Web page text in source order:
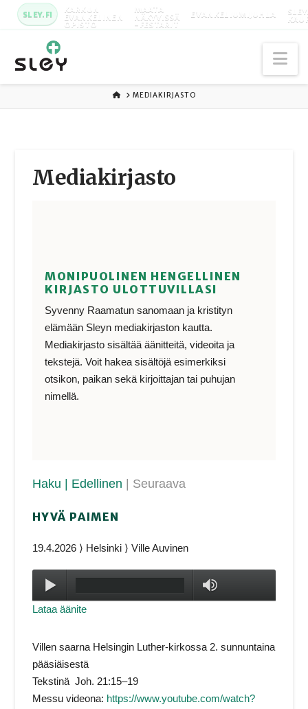
SLEY.FI KARKUN
EVANKELINEN
OPISTO
MAATA
NÄKYVISSÄ
-FESTARIT
EVANKELIUMIJUHLA
ETUSIVU
MEDIAKIRJASTO
Media­kirjasto
MONIPUOLINEN HENGELLINEN
KIRJASTO ULOTTUVILLASI
Syvenny Raamatun sanomaan ja kristityn
elämään Sleyn mediakirjaston kautta.
Mediakirjasto sisältää äänitteitä, videoita ja
tekstejä. Voit hakea sisältöjä esimerkiksi
otsikon, paikan sekä kirjoittajan tai puhujan
nimellä.
Haku | Edellinen | Seuraava
HYVÄ PAIMEN
19.4.2026 ⟩ Helsinki ⟩ Ville Auvinen
Lataa äänite
Villen saarna Helsingin Luther-kirkossa 2. sunnuntaina
pääsiäisestä
Tekstinä Joh. 21:15–19
Messu videona: https://www.youtube.com/watch?